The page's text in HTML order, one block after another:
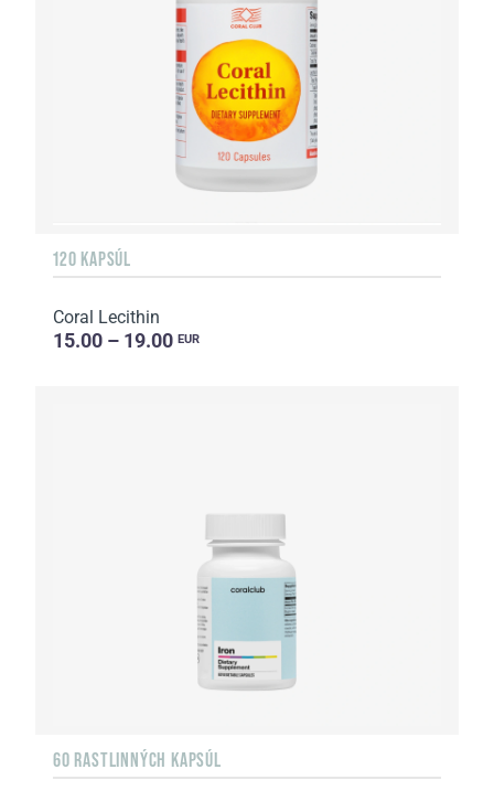
120 KAPSÚL
Coral Lecithin
15.00 – 19.00 EUR
60 RASTLINNÝCH KAPSÚL